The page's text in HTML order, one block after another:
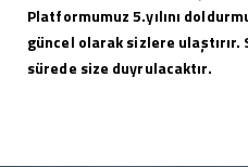
Platformumuz 5.yılını
güncel olarak sizlere ulaştırır.
sürede size duyrulacaktır.